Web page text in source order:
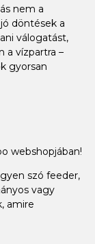
nem a
döntések a
válogatást,
a vízpartra –
gyorsan
webshopjában!
szó feeder,
vagy
amire